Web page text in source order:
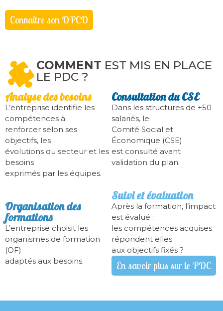
Connaître son OPCO
COMMENT EST MIS EN PLACE
LE PDC ?
Analyse des besoins
L’entreprise identifie les
compétences à
renforcer selon ses
objectifs, les
évolutions du secteur et les
besoins
exprimés par les équipes.
Organisation des
formations
L’entreprise choisit les
organismes de formation
(OF)
adaptés aux besoins.
Consultation du CSE
Dans les structures de +50
salariés, le
Comité Social et
Économique (CSE)
est consulté avant
validation du plan.
Suivi et évaluation
Après la formation, l’impact
est évalué :
les compétences acquises
répondent elles
aux objectifs fixés ?
En savoir plus sur le PDC